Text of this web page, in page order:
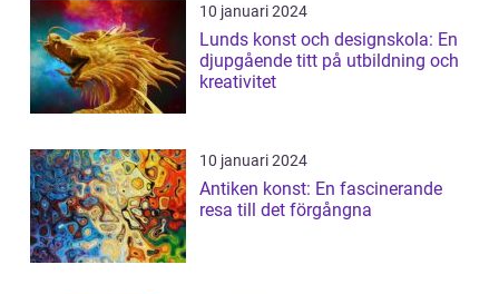
10 januari 2024
Lunds konst och designskola: En
djupgående titt på utbildning och
kreativitet
10 januari 2024
Antiken konst: En fascinerande
resa till det förgångna